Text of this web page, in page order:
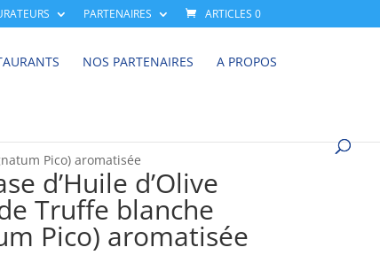
PARTENAIRES ARTICLES 0
NOS PARTENAIRES A PROPOS
Pico) aromatisée
d’Huile d’Olive
Truffe blanche
Pico) aromatisée